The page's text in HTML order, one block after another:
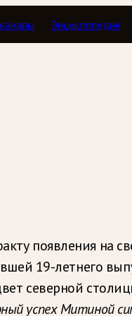
Энциклопедия
появления на
19-летнего
северной
успех Митиной